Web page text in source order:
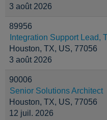
3 août 2026
89956
Integration Support Lead,
Houston, TX, US, 77056
3 août 2026
90006
Senior Solutions Architect
Houston, TX, US, 77056
12 juil. 2026